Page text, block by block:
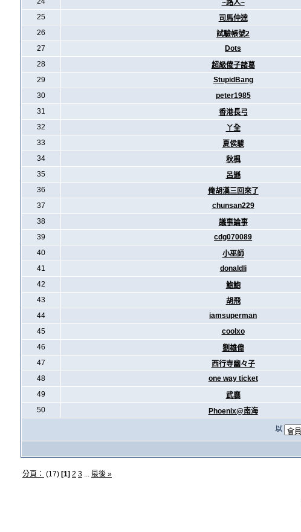
~路人~
25
司馬仲達
26
試驗帳號2
27
Dots
28
超級傻子諸葛
29
StupidBang
30
peter1985
31
香港長弓
32
丫全
33
夏侯駿
34
秋楓
35
呂遜
36
俺胡漢三回來了
37
chunsan229
38
議事論事
39
cdg070089
40
小巫師
41
donaldli
42
鮑鮑
43
胡飛
44
iamsuperman
45
coolxo
46
劉雄偉
47
西行寺幽々子
48
one way ticket
49
武襄
50
Phoenix@南海
以
分頁： (17) [1] 2 3... 最後 »